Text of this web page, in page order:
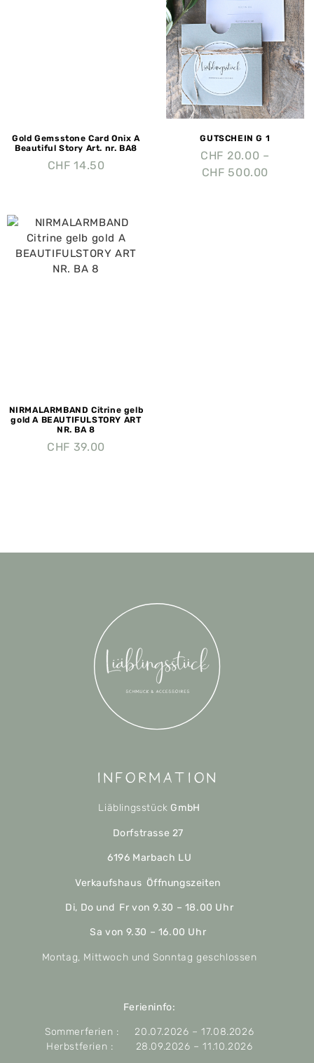
Gold Gemsstone Card Onix A
Beautiful Story Art. nr. BA8
CHF 14.50
GUTSCHEIN G 1
CHF 20.00 –
CHF 500.00
NIRMALARMBAND Citrine gelb
gold A BEAUTIFULSTORY ART
NR. BA 8
CHF 39.00
Information
Liäblingsstück GmbH
Dorfstrasse 27
6196 Marbach LU
Verkaufshaus Öffnungszeiten
Di, Do und Fr von 9.30 – 18.00 Uhr
Sa von 9.30 – 16.00 Uhr
Montag, Mittwoch und Sonntag geschlossen
Ferieninfo:
Sommerferien : 20.07.2026 – 17.08.2026
Herbstferien : 28.09.2026 – 11.10.2026